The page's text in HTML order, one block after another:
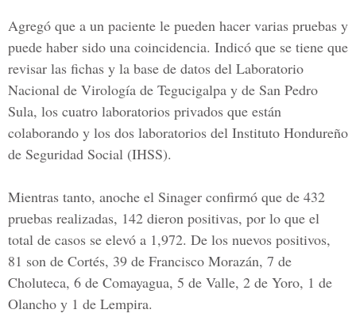
Agregó que a un paciente le pueden hacer varias pruebas y
puede haber sido una coincidencia. Indicó que se tiene que
revisar las fichas y la base de datos del Laboratorio
Nacional de Virología de Tegucigalpa y de San Pedro
Sula, los cuatro laboratorios privados que están
colaborando y los dos laboratorios del Instituto Hondureño
de Seguridad Social (IHSS).
Mientras tanto, anoche el Sinager confirmó que de 432
pruebas realizadas, 142 dieron positivas, por lo que el
total de casos se elevó a 1,972. De los nuevos positivos,
81 son de Cortés, 39 de Francisco Morazán, 7 de
Choluteca, 6 de Comayagua, 5 de Valle, 2 de Yoro, 1 de
Olancho y 1 de Lempira.